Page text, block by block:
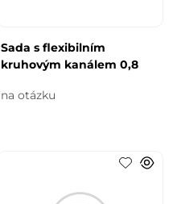
Sada s flexibilním
kruhovým kanálem 0,8
na otázku